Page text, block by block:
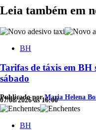
Leia também em
BH
Tarifas de táxis em BH
sábado
Publicado porMaria Helena
07/08/2026 às 16:00
BH